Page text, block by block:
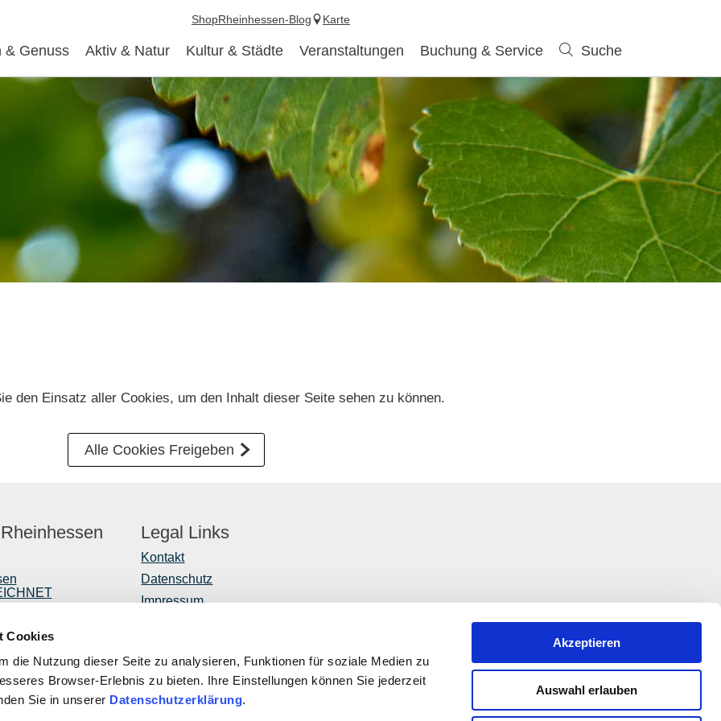
Cookies
die Nutzung dieser Seite zu analysieren, Funktionen für soziale Medien zu
Browser-Erlebnis zu bieten. Ihre Einstellungen können Sie jederzeit
Sie in unserer Datenschutzerklärung.
Akzeptieren
Auswahl erlauben
& Genuss Aktiv & Natur Kultur & Städte Veranstaltungen Buchung & Service Suche
ShopRheinhessen-Blog Karte
den Einsatz aller Cookies, um den Inhalt dieser Seite sehen zu können.
Alle Cookies Freigeben
Legal Links
Kontakt
Datenschutz
Impressum